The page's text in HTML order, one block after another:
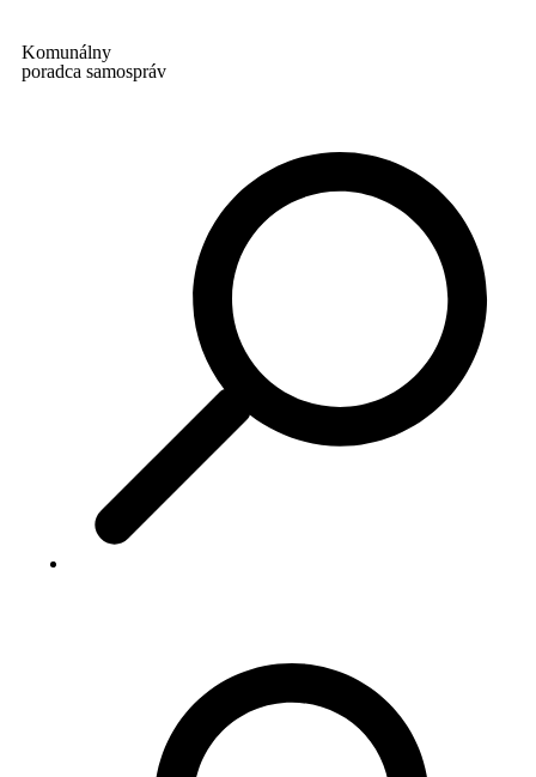
Komunálny
poradca samospráv